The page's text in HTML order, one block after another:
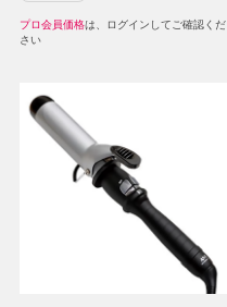
プロ会員価格は、ログインしてご確認くだ
さい